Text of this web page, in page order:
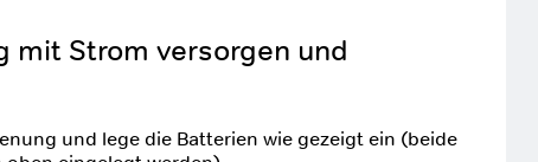
mit Strom versorgen und
und lege die Batterien wie gezeigt ein (beide